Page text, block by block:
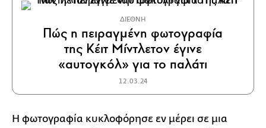
ΔΙΕΘΝΗ
Πώς η πειραγμένη φωτογραφία
της Κέιτ Μίντλετον έγινε
«αυτογκόλ» για το παλάτι
12.03.24
Η φωτογραφία κυκλοφόρησε εν μέρει σε μια